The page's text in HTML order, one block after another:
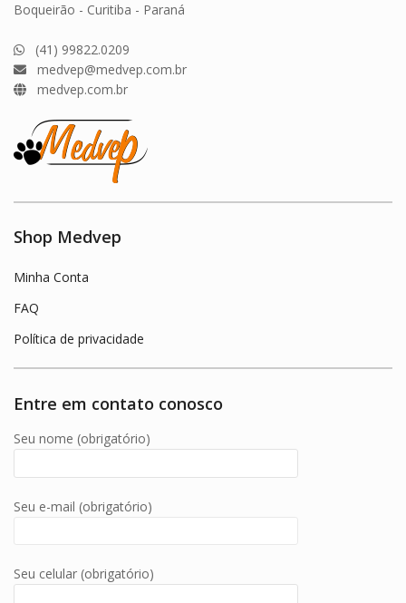
Boqueirão - Curitiba - Paraná
(41) 99822.0209
medvep@medvep.com.br
medvep.com.br
Shop Medvep
Minha Conta
FAQ
Política de privacidade
Entre em contato conosco
Seu nome (obrigatório)
Seu e-mail (obrigatório)
Seu celular (obrigatório)